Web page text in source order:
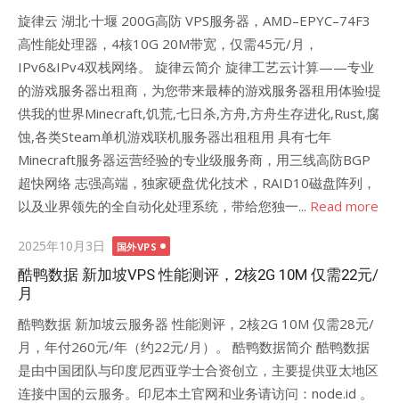
旋律云 湖北·十堰 200G高防 VPS服务器，AMD–EPYC–74F3
高性能处理器，4核10G 20M带宽，仅需45元/月，
IPv6&IPv4双栈网络。 旋律云简介 旋律工艺云计算——专业
的游戏服务器出租商，为您带来最棒的游戏服务器租用体验!提
供我的世界Minecraft,饥荒,七日杀,方舟,方舟生存进化,Rust,腐
蚀,各类Steam单机游戏联机服务器出租租用 具有七年
Minecraft服务器运营经验的专业级服务商，用三线高防BGP
超快网络 志强高端，独家硬盘优化技术，RAID10磁盘阵列，
以及业界领先的全自动化处理系统，带给您独一... Read more
Posted
on
2025年10月3日 国外VPS
酷鸭数据 新加坡VPS 性能测评，2核2G 10M 仅需22元/
月
酷鸭数据 新加坡云服务器 性能测评，2核2G 10M 仅需28元/
月，年付260元/年（约22元/月）。 酷鸭数据简介 酷鸭数据
是由中国团队与印度尼西亚学士合资创立，主要提供亚太地区
连接中国的云服务。印尼本土官网和业务请访问：node.id 。